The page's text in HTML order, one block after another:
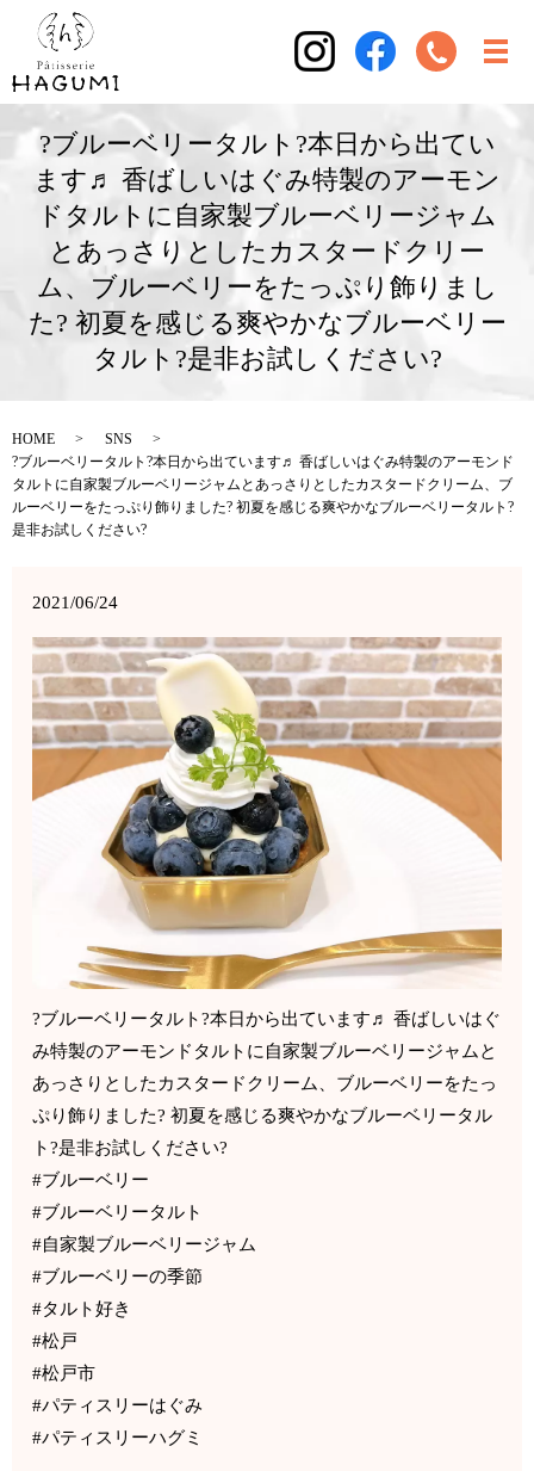
?ブルーベリータルト?本日から出てい
ます♬ 香ばしいはぐみ特製のアーモン
ドタルトに自家製ブルーベリージャム
とあっさりとしたカスタードクリー
ム、ブルーベリーをたっぷり飾りまし
た? 初夏を感じる爽やかなブルーベリー
タルト?是非お試しください?
HOME
SNS
?ブルーベリータルト?本日から出ています♬ 香ばしいはぐみ特製のアーモンド
タルトに自家製ブルーベリージャムとあっさりとしたカスタードクリーム、ブ
ルーベリーをたっぷり飾りました? 初夏を感じる爽やかなブルーベリータルト?
是非お試しください?
2021/06/24
?ブルーベリータルト?本日から出ています♬ 香ばしいはぐ
み特製のアーモンドタルトに自家製ブルーベリージャムと
あっさりとしたカスタードクリーム、ブルーベリーをたっ
ぷり飾りました? 初夏を感じる爽やかなブルーベリータル
ト?是非お試しください?
#ブルーベリー
#ブルーベリータルト
#自家製ブルーベリージャム
#ブルーベリーの季節
#タルト好き
#松戸
#松戸市
#パティスリーはぐみ
#パティスリーハグミ